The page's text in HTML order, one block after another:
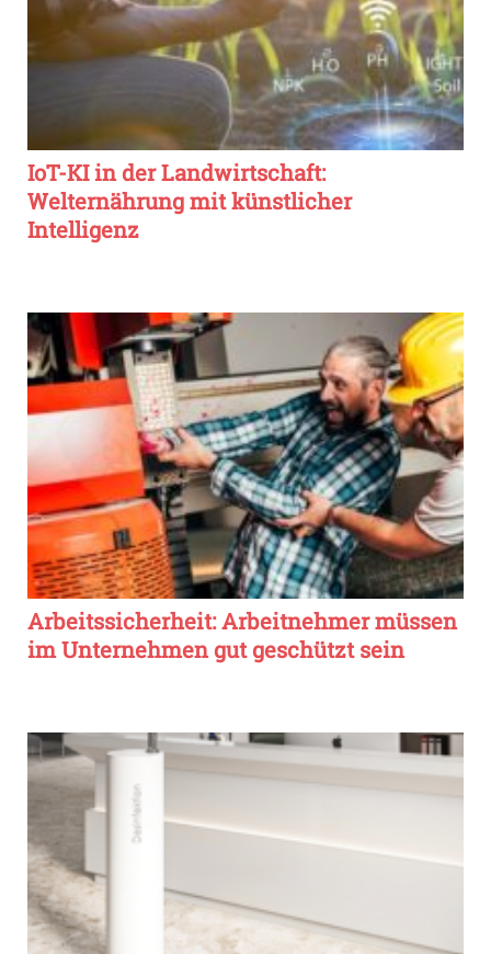
IoT-KI in der Landwirtschaft:
Welternährung mit künstlicher
Intelligenz
Arbeitssicherheit: Arbeitnehmer müssen
im Unternehmen gut geschützt sein